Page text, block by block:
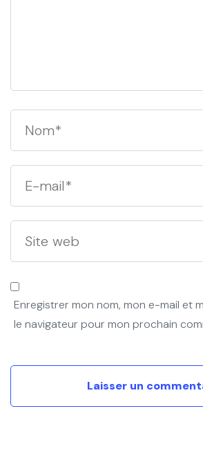
Enregistrer mon nom, mon e-mail et
le navigateur pour mon prochain